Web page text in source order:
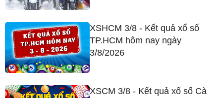
XSHCM 3/8 - Kết quả xổ số
TP.HCM hôm nay ngày
3/8/2026
XSCM 3/8 - Kết quả xổ số Cà